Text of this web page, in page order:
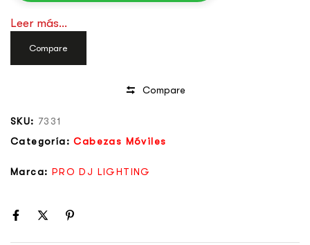
Leer más...
Compare
Compare
SKU: 7331
Categoría:Cabezas Móviles
Marca: PRO DJ LIGHTING